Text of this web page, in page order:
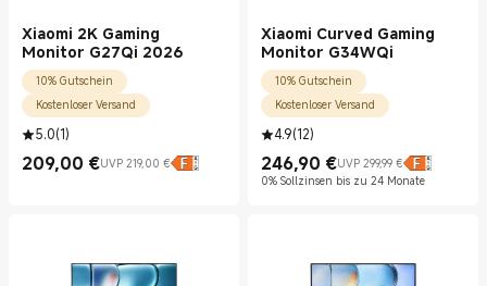
Xiaomi 2K Gaming
Monitor G27Qi 2026
10% Gutschein
Kostenloser Versand
5.0(1)
209,00 €
Current Price €209.00
UVP 219,00 €
UVP 219,00 €
Xiaomi Curved Gaming
Monitor G34WQi
10% Gutschein
Kostenloser Versand
4.9(12)
246,90 €
Current Price €246.90
UVP 299,99 €
UVP 299,99 €
0% Sollzinsen bis zu 24 Monate